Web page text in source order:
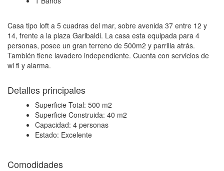
Casa tipo loft a 5 cuadras del mar, sobre avenida 37 entre 12 y
14, frente a la plaza Garibaldi. La casa esta equipada para 4
personas, posee un gran terreno de 500m2 y parrilla atrás.
También tiene lavadero independiente. Cuenta con servicios de
wi fi y alarma.
Detalles principales
Superficie Total: 500 m2
Superficie Construida: 40 m2
Capacidad: 4 personas
Estado: Excelente
Comodidades